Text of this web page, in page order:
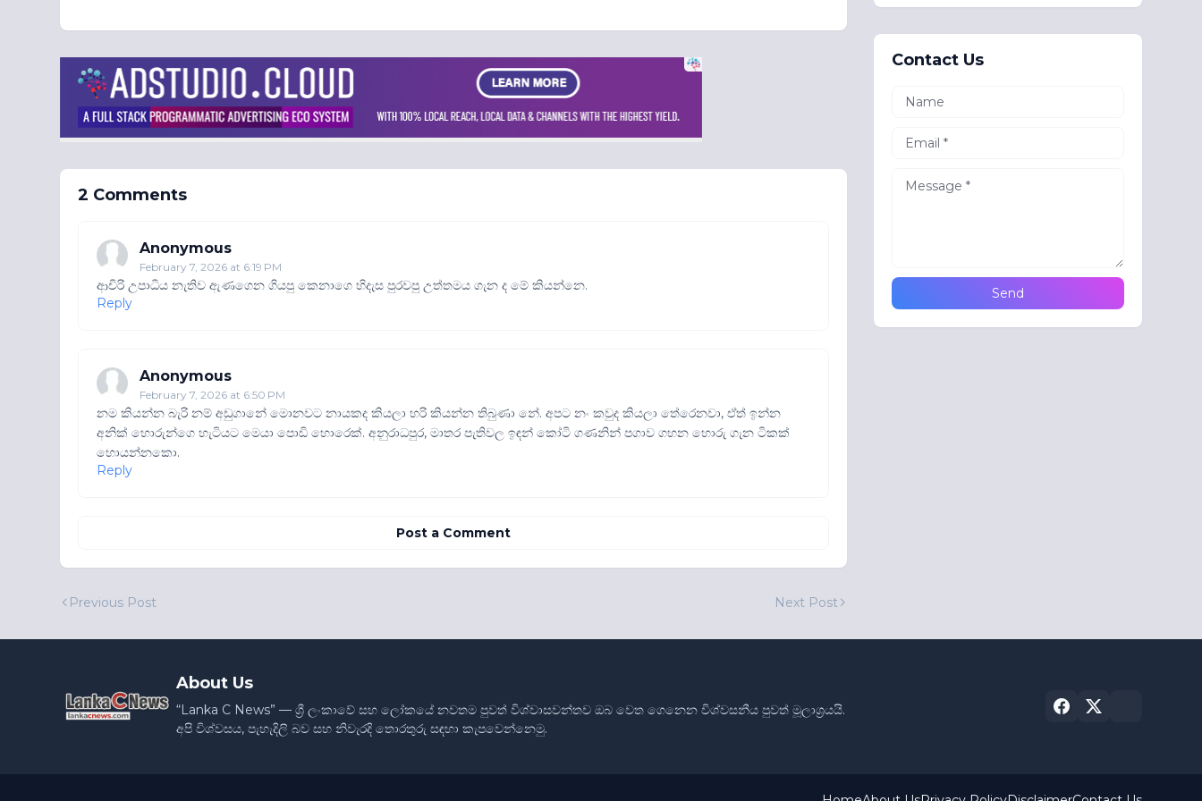
2 Comments
Anonymous
February 7, 2026 at 6:19 PM
ආචිරි උපාධිය නැතිව ඇණගෙන ගියපු කෙනාගෙ හිදැස පුරවපු උත්තමය ගැන ද මේ කියන්නෙ.
Reply
Anonymous
February 7, 2026 at 6:50 PM
නම කියන්න බැරි නම් අඩුගානේ මොනවට නායකද කියලා හරි කියන්න තිබුණා නේ. අපට නං කවුද කියලා තේරෙනවා, ඒත් ඉන්න
අනික් හොරුන්ගෙ හැටියට මෙයා පොඩි හොරෙක්. අනුරාධපුර, මාතර පැතිවල ඉඳන් කෝටි ගණනින් පගාව ගහන හොරු ගැන ටිකක්
හොයන්නකො.
Reply
Post a Comment
Previous Post Next Post
Contact Us
About Us
“Lanka C News” — ශ්‍රී ලංකාවේ සහ ලෝකයේ නවතම පුවත් විශ්වාසවන්තව ඔබ වෙත ගෙනෙන විශ්වසනීය පුවත් මූලාශ්‍රයයි.
අපි විශ්වසය, පැහැදිලි බව සහ නිවැරදි තොරතුරු සඳහා කැපවෙන්නෙමු.